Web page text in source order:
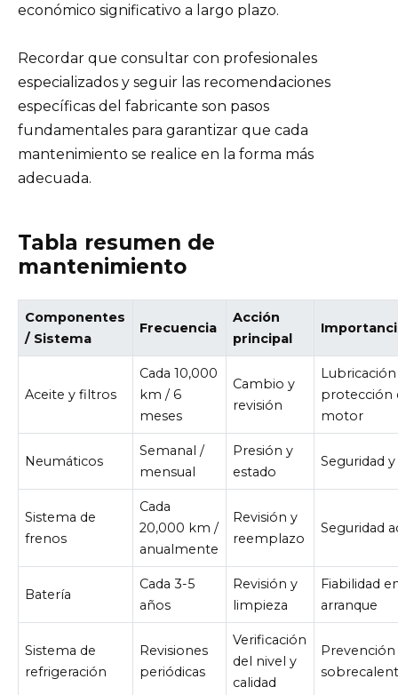
económico significativo a largo plazo.
Recordar que consultar con profesionales
especializados y seguir las recomendaciones
específicas del fabricante son pasos
fundamentales para garantizar que cada
mantenimiento se realice en la forma más
adecuada.
Tabla resumen de
mantenimiento
Componentes
/ Sistema
Frecuencia
Acción
principal
Aceite y filtros
Cada 10,000
km / 6
meses
Cambio y
revisión
protección
motor
Neumáticos
Semanal /
mensual
Presión y
estado
Seguridad
Sistema de
frenos
Cada
20,000 km /
anualmente
Revisión y
reemplazo
Seguridad
Batería
Cada 3-5
años
Revisión y
limpieza
Fiabilidad
arranque
Sistema de
refrigeración
Revisiones
periódicas
Verificación
del nivel y
calidad
Prevención